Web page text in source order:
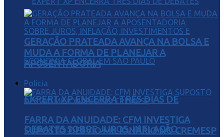
EXPERT XP ENCERRA TRÊS DIAS DE
DEBATES SOBRE JUROS, INFLAÇÃO,
GERAÇÃO PRATEADA AVANÇA NA BOLSA E
MUDA A FORMA DE PLANEJAR A
APOSENTADORIA
Polícia
FARRA DA ANUIDADE: CFM INVESTIGA
SUPOSTO DESVIO MILIONÁRIO NO CREMESP